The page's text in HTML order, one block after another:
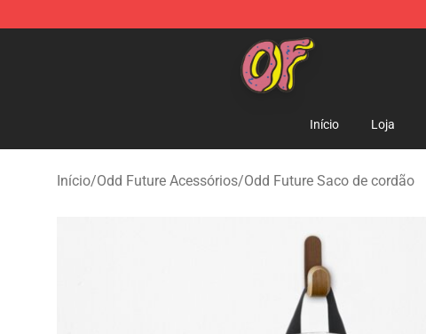
Odd Future Shop - Official Odd Future Merchandise Store
Início Loja
Início/Odd Future Acessórios/Odd Future Saco de cordão